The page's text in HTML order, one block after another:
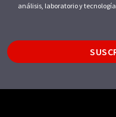
análisis, laboratorio y